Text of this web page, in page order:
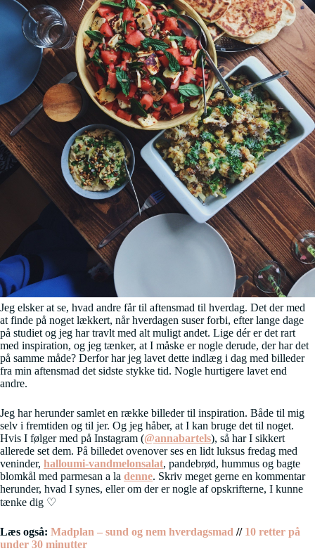
Jeg elsker at se, hvad andre får til aftensmad til hverdag. Det der med
at finde på noget lækkert, når hverdagen suser forbi, efter lange dage
på studiet og jeg har travlt med alt muligt andet. Lige dér er det rart
med inspiration, og jeg tænker, at I måske er nogle derude, der har det
på samme måde? Derfor har jeg lavet dette indlæg i dag med billeder
fra min aftensmad det sidste stykke tid. Nogle hurtigere lavet end
andre.
Jeg har herunder samlet en række billeder til inspiration. Både til mig
selv i fremtiden og til jer. Og jeg håber, at I kan bruge det til noget.
Hvis I følger med på Instagram (@annabartels), så har I sikkert
allerede set dem. På billedet ovenover ses en lidt luksus fredag med
veninder, halloumi-vandmelonsalat, pandebrød, hummus og bagte
blomkål med parmesan a la denne. Skriv meget gerne en kommentar
herunder, hvad I synes, eller om der er nogle af opskrifterne, I kunne
tænke dig ♡
Læs også: Madplan – sund og nem hverdagsmad // 10 retter på
under 30 minutter